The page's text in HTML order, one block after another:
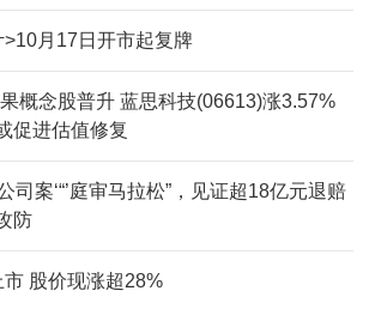
月17日开市起复牌
果概念股普升 蓝思科技(06613)涨3.57%
促进估值修复
司案‘“’庭审马拉松”，见证超18亿元退赔
防
股价现涨超28%